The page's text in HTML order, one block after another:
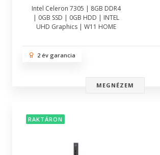
Intel Celeron 7305 | 8GB DDR4
| 0GB SSD | 0GB HDD | INTEL
UHD Graphics | W11 HOME
2 év garancia
MEGNÉZEM
RAKTÁRON